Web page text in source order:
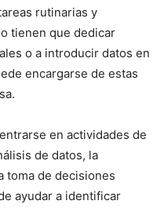
rutinarias y
tienen que dedicar
o a introducir datos en
encargarse de estas
en actividades de
de datos, la
toma de decisiones
ayudar a identificar